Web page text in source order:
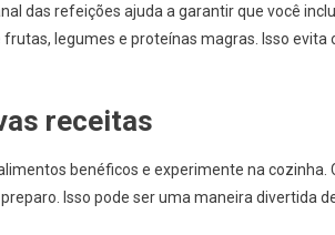
das refeições ajuda a garantir que você
legumes e proteínas magras. Isso
receitas
benéficos e experimente na
Isso pode ser uma maneira divertida